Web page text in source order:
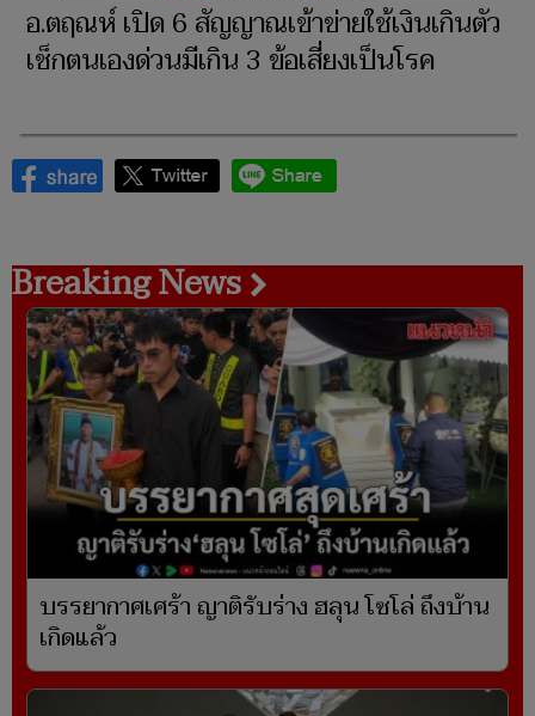
อ.ตฤณห์ เปิด 6 สัญญาณเข้าข่ายใช้เงินเกินตัว
เช็กตนเองด่วนมีเกิน 3 ข้อเสี่ยงเป็นโรค
Breaking News
บรรยากาศเศร้า ญาติรับร่าง ฮลุน โซโล่ ถึงบ้าน
เกิดแล้ว